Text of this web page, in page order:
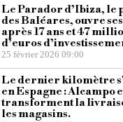
Le Parador d’Ibiza, le
des Baléares, ouvre
après 17 ans et 47
d’euros
25 février 2026 09:00
Le dernier kilomètre
en Espagne : Alcampo
transforment la
les magasins.